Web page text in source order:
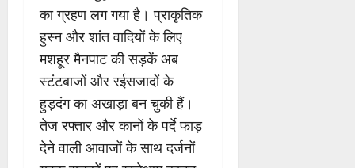
का ग्रहण लग गया है। प्राकृतिक
हुस्न और शांत वादियों के लिए
मशहूर मैनपाट की सड़कें अब
स्टंटबाजों और रईसजादों के
हुड़दंग का अखाड़ा बन चुकी हैं।
तेज रफ्तार और कानों के पर्दे फाड़
देने वाली आवाजों के साथ दर्जनों